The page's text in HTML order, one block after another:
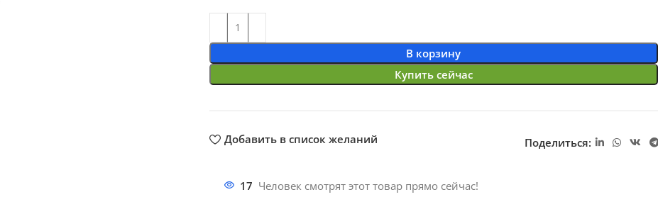
В корзину
Купить сейчас
Добавить в список желаний Поделиться:
17 Человек смотрят этот товар прямо сейчас!